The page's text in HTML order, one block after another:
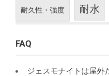
耐久性・強度 耐水
FAQ
ジェスモナイトは屋外